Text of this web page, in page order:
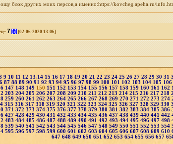
блок других моих персов,а именно:https://kovcheg.apeha.ru/
7 [i] [02-06-2020 13:06]
9 10 11 12 1314 15 16 17 1819 20 21 22 23 24 25 26 27 28 29 30 31
87 88 89 90 91 92 93 94 95 96 97 98 99 100 101 102 103 104 105 106
147 148 149 150 151 152 153 154 155 156 157 158 159 160 161 162
203 204 205 206 207 208 209 210 211 212 213 214 215 216 217 218
259 260 261 262 263 264 265 266 267 268 269 270 271 272 273 274
315 316 317 318 319 320 321 322 323 324 325 326 327 328 329 330
371 372 373 374 375 376 377 378 379 380 381 382 383 384 385 386
427 428 429 430 431 432 433 434 435 436 437 438 439 440 441 442
483 484 485 486 487 488 489 490 491 492 493 494 495 496 497 498
539 540 541 542 543 544 545 546 547 548 549 550 551 552 553 554
595 596 597 598 599 600 601 602 603 604 605 606 607 608 609 610
647 648 649 650 651 652 653 654 655 656 657